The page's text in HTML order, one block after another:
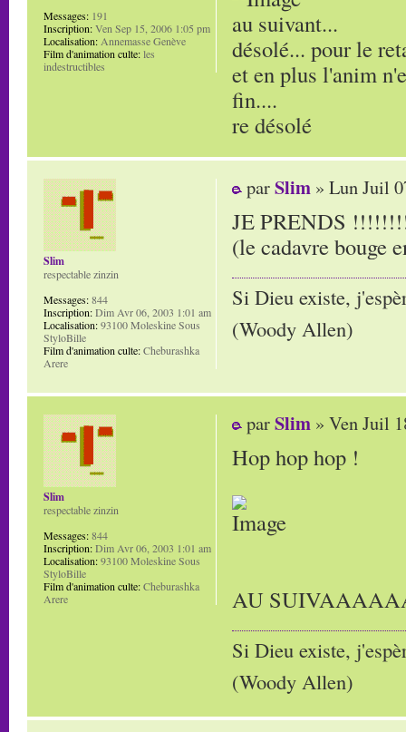
au suivant...
désolé... pour le
et en plus l'anim
fin....
re désolé
Messages: 191
Inscription:Ven Sep 15, 2006 1:05 pm
Localisation: Annemasse Genève
Film d'animation culte:les
indestructibles
parSlim » Lun Juil
JE PRENDS
(le cadavre bouge
Si Dieu existe,
(Woody Allen)
Slim
respectable zinzin
Messages:844
Inscription:Dim Avr 06, 2003 1:01 am
Localisation:93100 Moleskine Sous
StyloBille
Film d'animation culte:Cheburashka
Arere
parSlim » Ven Juil
Hop hop hop !
AU
Si Dieu existe,
(Woody Allen)
Slim
respectable zinzin
Messages:844
Inscription:Dim Avr 06, 2003 1:01 am
Localisation:93100 Moleskine Sous
StyloBille
Film d'animation culte:Cheburashka
Arere